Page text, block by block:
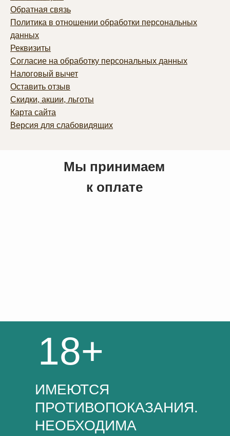
Обратная связь
Политика в отношении обработки персональных
данных
Реквизиты
Согласие на обработку персональных данных
Налоговый вычет
Оставить отзыв
Скидки, акции, льготы
Карта сайта
Версия для слабовидящих
Мы принимаем
к оплате
ИМЕЮТСЯ
ПРОТИВОПОКАЗАНИЯ.
НЕОБХОДИМА
18+